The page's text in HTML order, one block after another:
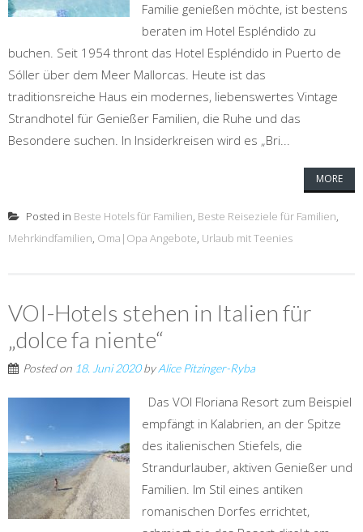
Familie genießen möchte, ist bestens
beraten im Hotel Espléndido zu
buchen. Seit 1954 thront das Hotel Espléndido in Puerto de
Sóller über dem Meer Mallorcas. Heute ist das
traditionsreiche Haus ein modernes, liebenswertes Vintage
Strandhotel für Genießer Familien, die Ruhe und das
Besondere suchen. In Insiderkreisen wird es „Bri...
MORE
Posted in Beste Hotels für Familien, Beste Reiseziele für Familien,
Mehrkindfamilien, Oma|Opa Angebote, Urlaub mit Teenies
VOI-Hotels stehen in Italien für
„dolce fa niente“
Posted on 18. Juni 2020byAlice Pitzinger-Ryba
Das VOI Floriana Resort zum Beispiel
empfängt in Kalabrien, an der Spitze
des italienischen Stiefels, die
Strandurlauber, aktiven Genießer und
Familien. Im Stil eines antiken
romanischen Dorfes errichtet,